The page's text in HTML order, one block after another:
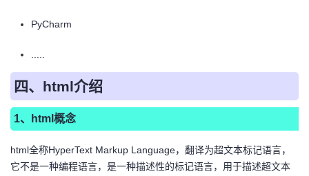
PyCharm
四、html介绍
1、html概念
html全称HyperText Markup Language，翻译为超文本标记语言，
它不是一种编程语言，是一种描述性的标记语言，用于描述超文本